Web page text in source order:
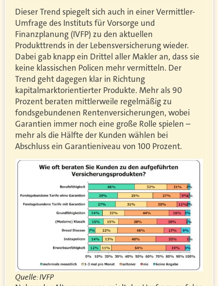
Dieser Trend spiegelt sich auch in einer Vermittler-
Umfrage des Instituts für Vorsorge und
Finanzplanung (IVFP) zu den aktuellen
Produkttrends in der Lebensversicherung wieder.
Dabei gab knapp ein Drittel aller Makler an, dass sie
keine klassischen Policen mehr vermitteln. Der
Trend geht dagegen klar in Richtung
kapitalmarktorientierter Produkte. Mehr als 90
Prozent beraten mittlerweile regelmäßig zu
fondsgebundenen Rentenversicherungen, wobei
Garantien immer noch eine große Rolle spielen –
mehr als die Hälfte der Kunden wählen bei
Abschluss ein Garantieniveau von 100 Prozent.
Quelle: IVFP